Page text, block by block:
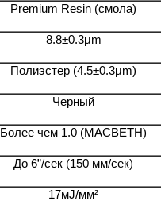
Premium Resin (смола)
8.8±0.3μm
Полиэстер (4.5±0.3μm)
Черный
Более чем 1.0 (MACBETH)
До 6”/сек (150 мм/сек)
17мJ/мм²